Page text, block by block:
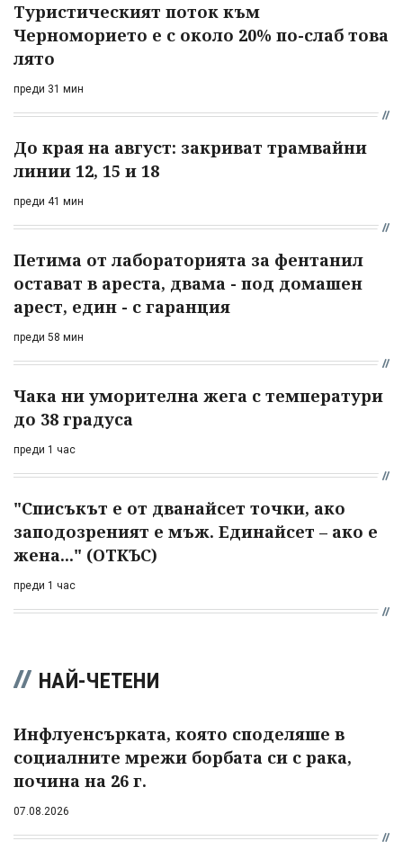
Туристическият поток към
Черноморието е с около 20% по-слаб това
лято
преди 31 мин
До края на август: закриват трамвайни
линии 12, 15 и 18
преди 41 мин
Петима от лабораторията за фентанил
остават в ареста, двама - под домашен
арест, един - с гаранция
преди 58 мин
Чака ни уморителна жега с температури
до 38 градуса
преди 1 час
"Списъкът е от дванайсет точки, ако
заподозреният е мъж. Единайсет – ако е
жена..." (ОТКЪС)
преди 1 час
НАЙ-ЧЕТЕНИ
Инфлуенсърката, която споделяше в
социалните мрежи борбата си с рака,
почина на 26 г.
07.08.2026